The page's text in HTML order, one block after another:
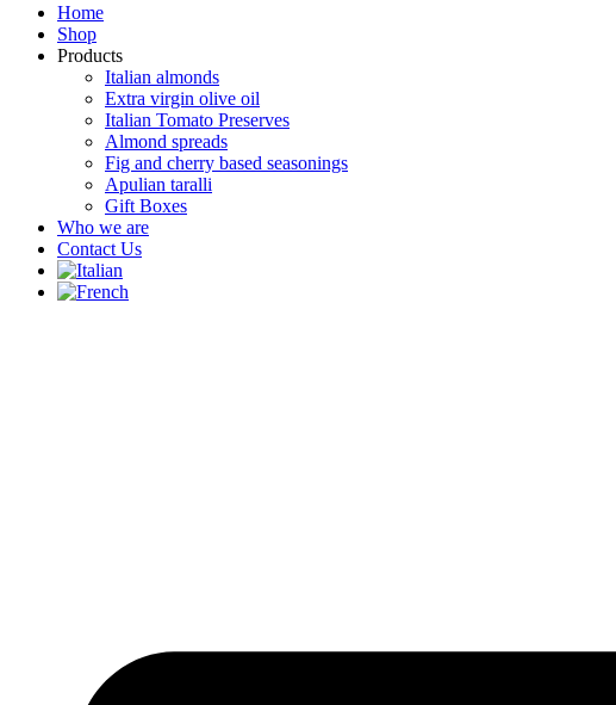
Home
Shop
Products
Italian almonds
Extra virgin olive oil
Italian Tomato Preserves
Almond spreads
Fig and cherry based seasonings
Apulian taralli
Gift Boxes
Who we are
Contact Us